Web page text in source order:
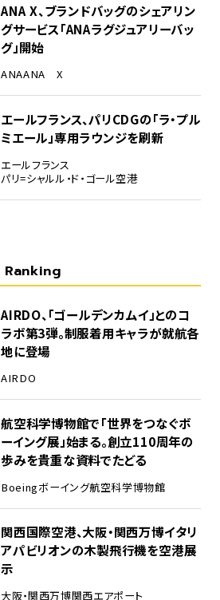
ANA X、ブランドバッグのシェアリン
グサービス「ANAラグジュアリーバッ
グ」開始
ANAANA X
エールフランス、パリCDGの「ラ・プル
ミエール」専用ラウンジを刷新
エールフランス
パリ=シャルル・ド・ゴール空港
Ranking
AIRDO、「ゴールデンカムイ」とのコ
ラボ第3弾。制服着用キャラが就航各
地に登場
AIRDO
航空科学博物館で「世界をつなぐボ
ーイング展」始まる。創立110周年の
歩みを貴重な資料でたどる
Boeingボーイング航空科学博物館
関西国際空港、大阪・関西万博イタリ
アパビリオンの木製飛行機を空港展
示
大阪・関西万博関西エアポート